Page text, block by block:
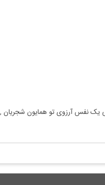
یک نفس آرزوی تو همایون